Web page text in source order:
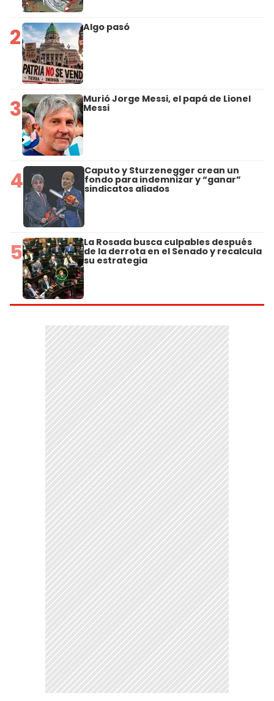
2 Algo pasó
3 Murió Jorge Messi, el papá de Lionel
Messi
4 Caputo y Sturzenegger crean un
fondo para indemnizar y “ganar”
sindicatos aliados
5 La Rosada busca culpables después
de la derrota en el Senado y recalcula
su estrategia